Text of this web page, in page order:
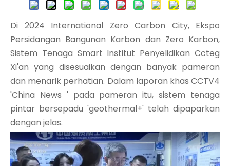
Di 2024 International Zero Carbon City, Ekspo
Persidangan Bangunan Karbon dan Zero Karbon,
Sistem Tenaga Smart Institut Penyelidikan Ccteg
Xi'an yang disesuaikan dengan banyak pameran
dan menarik perhatian. Dalam laporan khas CCTV4
'China News ' pada pameran itu, sistem tenaga
pintar bersepadu 'geothermal+' telah dipaparkan
dengan jelas.